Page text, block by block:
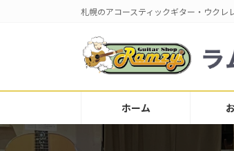
へ
キ
ッ
ョ
に
移
札幌のアコースティックギター・ウクレ
ホーム